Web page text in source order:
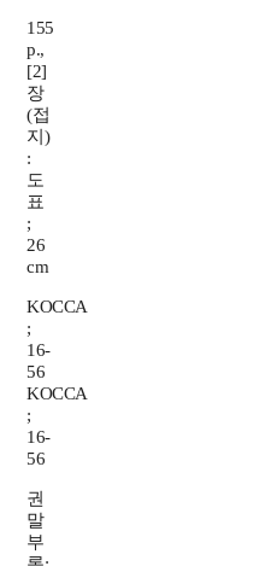
155
p.,
[2]
장
(접
지)
:
도
표
;
26
cm
KOCCA
;
16-
56
KOCCA
;
16-
56
권
말
부